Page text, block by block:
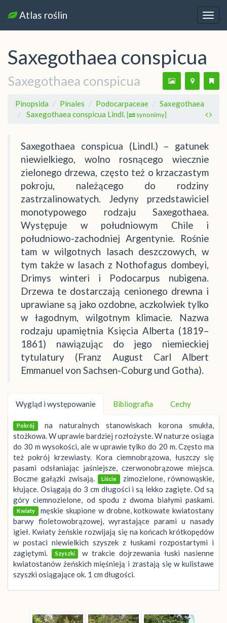
Atlas roślin
Saxegothaea conspicua
Saxegothaea conspicua
Pinopsida Pinales Podocarpaceae
Saxegothaea
Saxegothaea conspicua Lindl. [ synonimy]
Saxegothaea conspicua (Lindl.) – gatunek
niewielkiego, wolno rosnącego wiecznie
zielonego drzewa, często też o krzaczastym
pokroju, należącego do rodziny
zastrzalinowatych. Jedyny przedstawiciel
monotypowego rodzaju Saxegothaea.
Występuje w południowym Chile i
południowo-zachodniej Argentynie. Rośnie
tam w wilgotnych lasach deszczowych, w
tym także w lasach z Nothofagus dombeyi,
Drimys winteri i Podocarpus nubigena.
Drzewa te dostarczają cenionego drewna i
uprawiane są jako ozdobne, aczkolwiek tylko
w łagodnym, wilgotnym klimacie. Nazwa
rodzaju upamiętnia Księcia Alberta (1819–
1861) nawiązując do jego niemieckiej
tytulatury (Franz August Carl Albert
Emmanuel von Sachsen-Coburg und Gotha).
Wygląd i występowanie Bibliografia Cechy
Pokrój na naturalnych stanowiskach korona smukła,
stożkowa. W uprawie bardziej rozłożyste. W naturze osiąga
do 30 m wysokości, ale w uprawie tylko do 20 m. Często ma
też pokrój krzewiasty. Kora ciemnobrązowa, łuszczy się
pasami odsłaniając jaśniejsze, czerwonobrązowe miejsca.
Boczne gałązki zwisają.
Liście zimozielone, równowąskie,
kłujące. Osiągają do 3 cm długości i są lekko zagięte. Od są
góry ciemnozielone, od spodu z dwoma białymi paskami.
Kwiaty męskie skupione w drobne, kotkowate kwiatostany
barwy fioletowobrązowej, wyrastające parami u nasady
igieł. Kwiaty żeńskie rozwijają się na końcach krótkopędów
w postaci niewielkich szyszek z łuskami rozpostartymi i
zagiętymi.
Szyszki
w trakcie dojrzewania łuski nasienne
kwiatostanów żeńskich mięśnieją i zrastają się w kulistawe
szyszki osiągające ok. 1 cm długości.